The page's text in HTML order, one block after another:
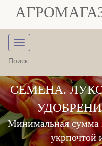
СЕМЕНА.
Минимальная сумма
укрпочтой